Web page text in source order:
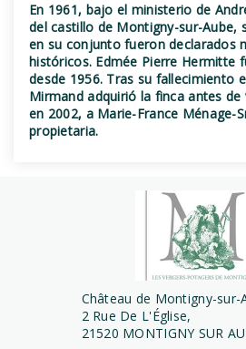
En 1961, bajo el ministerio de
del castillo de Montigny-sur-Aube,
en su conjunto fueron declarados
históricos. Edmée Pierre Hermitte
desde 1956. Tras su fallecimiento
Mirmand adquirió la finca antes de
en 2002, a Marie-France Ménage-
propietaria.
Château de Montigny-sur-
2 Rue De L'Église,
21520 MONTIGNY SUR